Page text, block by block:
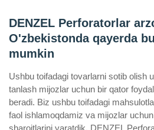
DENZEL Perforatorlar
O'zbekistonda qayerda
mumkin
Ushbu toifadagi tovarlarni sotib olish
tanlash mijozlar uchun bir qator
beradi. Biz ushbu toifadagi
faol ishlamoqdamiz va mijozlar
sharoitlarini yaratdik. DENZEL